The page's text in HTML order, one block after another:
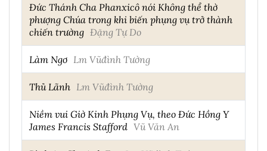
Đức Thánh Cha Phanxicô nói Không thể thờ
phượng Chúa trong khi biến phụng vụ trở thành
chiến trường Đặng Tự Do
Làm Ngơ Lm Vũđình Tường
Thủ Lãnh Lm Vũđình Tường
Niềm vui Giờ Kinh Phụng Vụ, theo Đức Hồng Y
James Francis Stafford Vũ Văn An